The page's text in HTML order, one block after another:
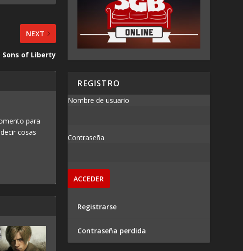
NEXT
Sons of Liberty
para
cosas
REGISTRO
Nombre de usuario
Contraseña
Registrarse
Contraseña perdida